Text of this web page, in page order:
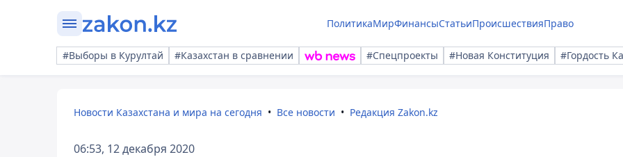
ПолитикаМирФинансыСтатьиПроисшествияПраво
#Выборы в Курултай #Казахстан в сравнении #Спецпроекты #Новая Конституция #Гордость
Новости Казахстана и мира на сегодня Все новости Редакция Zakon.kz
06:53, 12 декабря 2020